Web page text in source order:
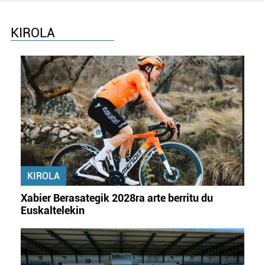
KIROLA
KIROLA
Xabier Berasategik 2028ra arte berritu du
Euskaltelekin